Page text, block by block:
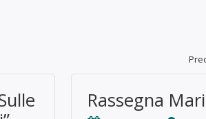
Rassegna